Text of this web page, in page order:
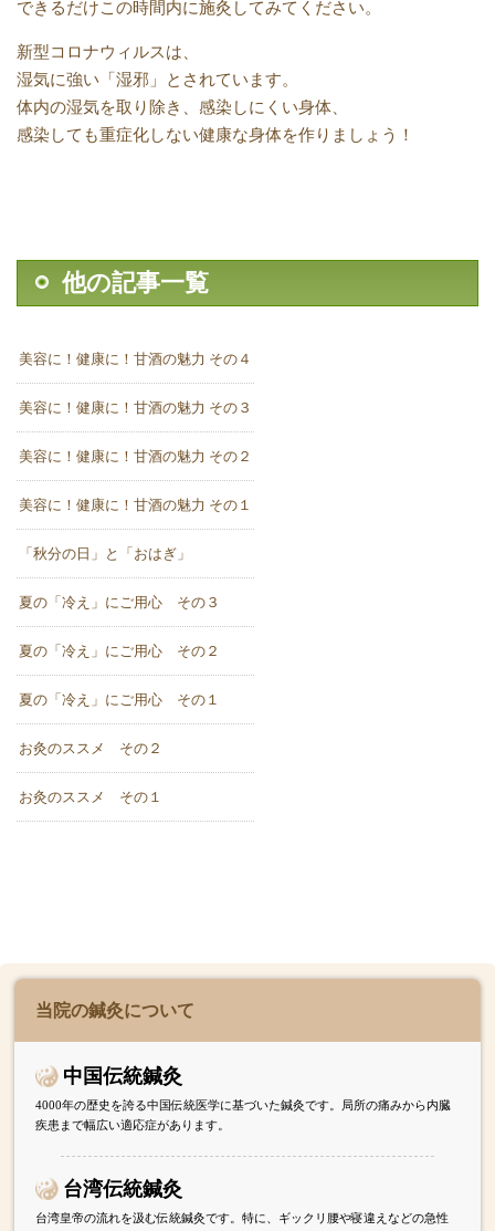
できるだけこの時間内に施灸してみてください。
新型コロナウィルスは、
湿気に強い「湿邪」とされています。
体内の湿気を取り除き、感染しにくい身体、
感染しても重症化しない健康な身体を作りましょう！
他の記事一覧
美容に！健康に！甘酒の魅力 その４
美容に！健康に！甘酒の魅力 その３
美容に！健康に！甘酒の魅力 その２
美容に！健康に！甘酒の魅力 その１
「秋分の日」と「おはぎ」
夏の「冷え」にご用心 その３
夏の「冷え」にご用心 その２
夏の「冷え」にご用心 その１
お灸のススメ その２
お灸のススメ その１
当院の鍼灸について
中国伝統鍼灸
4000年の歴史を誇る中国伝統医学に基づいた鍼灸です。局所の痛みから内臓
疾患まで幅広い適応症があります。
台湾伝統鍼灸
台湾皇帝の流れを汲む伝統鍼灸です。特に、ギックリ腰や寝違えなどの急性